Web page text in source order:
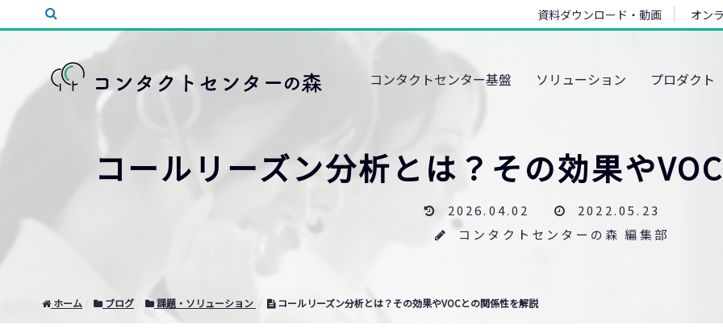
資料ダウンロード・動画 オン
コンタクトセンター基盤 ソリューション プロダクト
コールリーズン分析とは？その効果や
2026.04.02
2022.05.23
コンタクトセンターの森 編集部
ホーム ブログ 課題・ソリューション コールリーズン分析とは？その効果やVOCとの関係性を解説